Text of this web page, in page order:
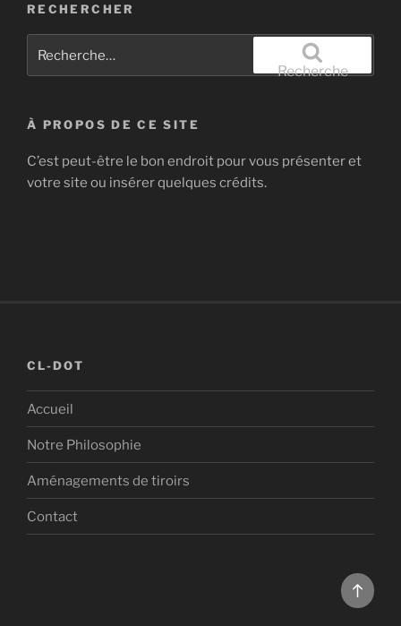
RECHERCHER
pour
Recherche
À PROPOS DE CE SITE
C’est peut-être le bon endroit pour vous présenter et
votre site ou insérer quelques crédits.
Back
to
CL-DOT
Accueil
Notre Philosophie
Aménagements de tiroirs
Contact